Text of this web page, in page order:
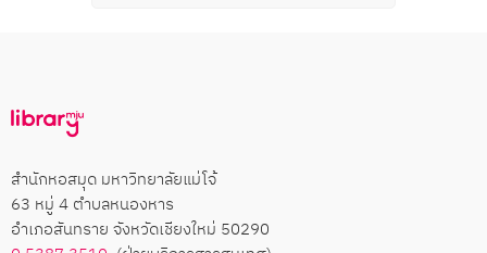
สำนักหอสมุด มหาวิทยาลัยแม่โจ้
63 หมู่ 4 ตำบลหนองหาร
อำเภอสันทราย จังหวัดเชียงใหม่ 50290